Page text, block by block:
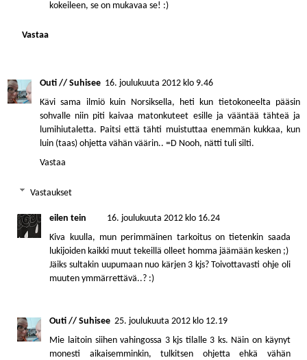
kokeileen, se on mukavaa se! :)
Vastaa
Outi // Suhisee 16. joulukuuta 2012 klo 9.46
Kävi sama ilmiö kuin Norsiksella, heti kun tietokoneelta pääsin
sohvalle niin piti kaivaa matonkuteet esille ja vääntää tähteä ja
lumihiutaletta. Paitsi että tähti muistuttaa enemmän kukkaa, kun
luin (taas) ohjetta vähän väärin.. =D Nooh, nätti tuli silti.
Vastaa
Vastaukset
eilen tein
16. joulukuuta 2012 klo 16.24
Kiva kuulla, mun perimmäinen tarkoitus on tietenkin saada
lukijoiden kaikki muut tekeillä olleet homma jäämään kesken ;)
Jäiks sultakin uupumaan nuo kärjen 3 kjs? Toivottavasti ohje oli
muuten ymmärrettävä..? :)
Outi // Suhisee 25. joulukuuta 2012 klo 12.19
Mie laitoin siihen vahingossa 3 kjs tilalle 3 ks. Näin on käynyt
monesti aikaisemminkin, tulkitsen ohjetta ehkä vähän